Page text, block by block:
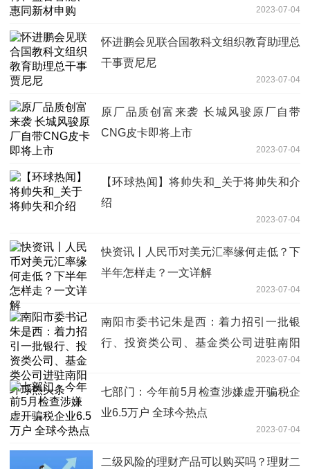
2023-07-04
怀进鹏会见联合国教科文组织教育助理总
干事贾尼尼
2023-07-04
原厂品质创富来袭 长城风骏原厂自带
CNG皮卡即将上市
2023-07-04
【环球热闻】将帅失和_关于将帅失和介
绍
2023-07-04
快资讯丨人民币对美元汇率缘何走低？下
半年怎样走？一文详解
2023-07-04
南阳市委书记朱是西：着力招引一批银
行、投资类公司、基金类公司进驻南阳
2023-07-04
七部门：今年前5月检查涉嫌虚开骗税企
业6.5万户 全球今热点
2023-07-04
二级风险的理财产品可以购买吗？理财二